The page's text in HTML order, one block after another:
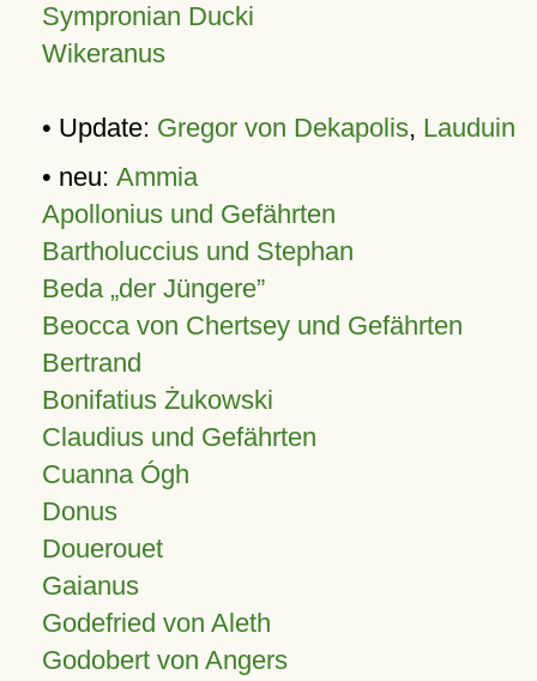
Sympronian Ducki
Wikeranus
• Update: Gregor von Dekapolis, Lauduin
• neu: Ammia
Apollonius und Gefährten
Bartholuccius und Stephan
Beda „der Jüngere”
Beocca von Chertsey und Gefährten
Bertrand
Bonifatius Żukowski
Claudius und Gefährten
Cuanna Ógh
Donus
Douerouet
Gaianus
Godefried von Aleth
Godobert von Angers